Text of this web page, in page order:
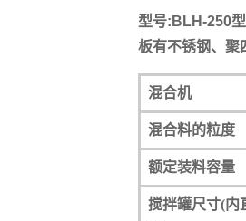
型号:BLH-250
板有不锈钢、聚
混合机
混合料的粒度
额定装料容量
搅拌罐尺寸(内